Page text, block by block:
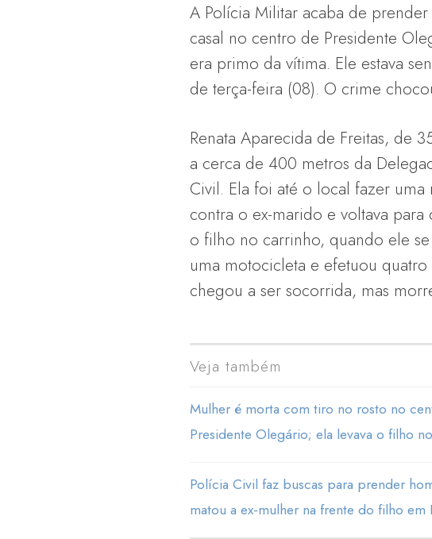
A Polícia Militar acaba de
casal no centro de Presidente
era primo da vítima. Ele estava
de terça-feira (08). O crime
Renata Aparecida de Freitas, de
a cerca de 400 metros da
Civil. Ela foi até o local fazer uma
contra o ex-marido e voltava para
o filho no carrinho, quando ele
uma motocicleta e efetuou quatro
chegou a ser socorrida, mas
Veja também
Mulher é morta com tiro no rosto no
Presidente Olegário; ela levava o filho
Polícia Civil faz buscas para prender
matou a ex-mulher na frente do filho em